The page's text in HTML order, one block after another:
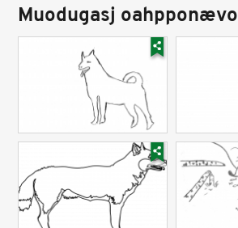
Muodugasj oahpponævo